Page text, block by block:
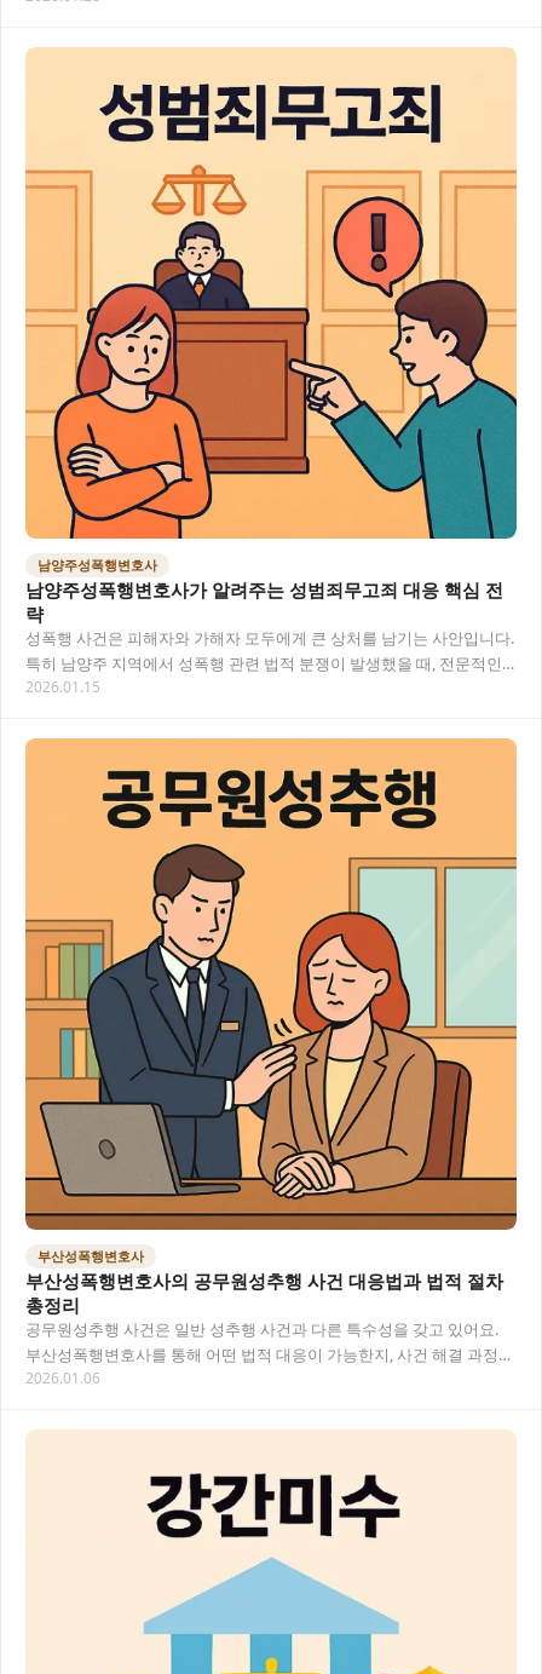
남양주성폭행변호사
남양주성폭행변호사가 알려주는 성범죄무고죄 대응 핵심 전
략
성폭행 사건은 피해자와 가해자 모두에게 큰 상처를 남기는 사안입니다.
특히 남양주 지역에서 성폭행 관련 법적 분쟁이 발생했을 때, 전문적인
법률 조력이 필요합니다. 오늘은 성폭행…
2026.01.15
부산성폭행변호사
부산성폭행변호사의 공무원성추행 사건 대응법과 법적 절차
총정리
공무원성추행 사건은 일반 성추행 사건과 다른 특수성을 갖고 있어요.
부산성폭행변호사를 통해 어떤 법적 대응이 가능한지, 사건 해결 과정과
주요 고려사항을 알아보겠습니다. 특히 공무…
2026.01.06